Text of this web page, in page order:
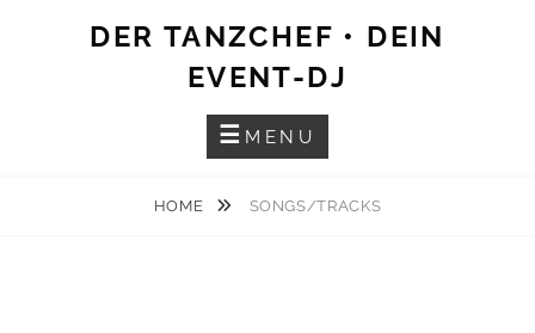
DER TANZCHEF • DEIN
EVENT-DJ
MENU
HOME SONGS/TRACKS